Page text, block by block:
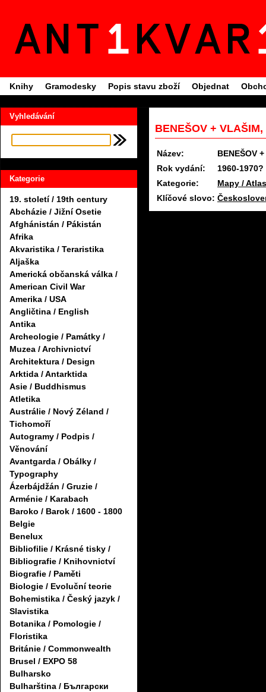
Knihy Gramodesky Popis stavu zboží Objednat
Vyhledávání
Kategorie
19. století / 19th century
Abcházie / Jižní Osetie
Afghánistán / Pákistán
Afrika
Akvaristika / Teraristika
Aljaška
Americká občanská válka /
American Civil War
Amerika / USA
Angličtina / English
Antika
Archeologie / Památky /
Muzea / Archivnictví
Architektura / Design
Arktida / Antarktida
Asie / Buddhismus
Atletika
Austrálie / Nový Zéland /
Tichomoří
Autogramy / Podpis /
Věnování
Avantgarda / Obálky /
Typography
Ázerbájdžán / Gruzie /
Arménie / Karabach
Baroko / Barok / 1600 - 1800
Belgie
Benelux
Bibliofilie / Krásné tisky /
Bibliografie / Knihovnictví
Biografie / Paměti
Biologie / Evoluční teorie
Bohemistika / Český jazyk /
Slavistika
Botanika / Pomologie /
Floristika
Británie / Commonwealth
Brusel / EXPO 58
Bulharsko
Bulharština / Български
BENEŠOV +
Název:
BENEŠOV
Rok vydání:
1960-1970?
Kategorie:
Mapy /
Klíčové slovo: